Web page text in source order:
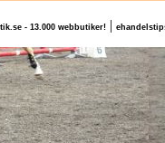
- 13.000 webbutiker!|
Berglund